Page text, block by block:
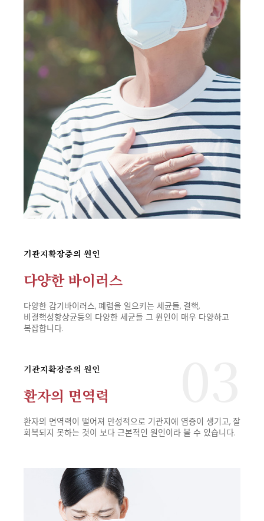
기관지확장증의 원인
다양한 바이러스
다양한 감기바이러스, 폐렴을 일으키는 세균들, 결핵,
비결핵성항상균등의 다양한 세균들 그 원인이 매우 다양하고
복잡합니다.
기관지확장증의 원인
환자의 면역력
환자의 면역력이 떨어져 만성적으로 기관지에 염증이 생기고, 잘
회복되지 못하는 것이 보다 근본적인 원인이라 볼 수 있습니다.